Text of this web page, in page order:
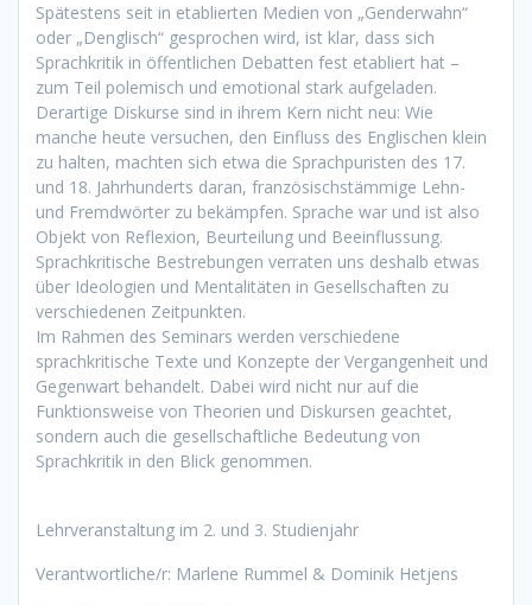
Spätestens seit in etablierten Medien von „Genderwahn“
oder „Denglisch“ gesprochen wird, ist klar, dass sich
Sprachkritik in öffentlichen Debatten fest etabliert hat –
zum Teil polemisch und emotional stark aufgeladen.
Derartige Diskurse sind in ihrem Kern nicht neu: Wie
manche heute versuchen, den Einfluss des Englischen klein
zu halten, machten sich etwa die Sprachpuristen des 17.
und 18. Jahrhunderts daran, französischstämmige Lehn-
und Fremdwörter zu bekämpfen. Sprache war und ist also
Objekt von Reflexion, Beurteilung und Beeinflussung.
Sprachkritische Bestrebungen verraten uns deshalb etwas
über Ideologien und Mentalitäten in Gesellschaften zu
verschiedenen Zeitpunkten.
Im Rahmen des Seminars werden verschiedene
sprachkritische Texte und Konzepte der Vergangenheit und
Gegenwart behandelt. Dabei wird nicht nur auf die
Funktionsweise von Theorien und Diskursen geachtet,
sondern auch die gesellschaftliche Bedeutung von
Sprachkritik in den Blick genommen.
Lehrveranstaltung im 2. und 3. Studienjahr
Verantwortliche/r: Marlene Rummel & Dominik Hetjens